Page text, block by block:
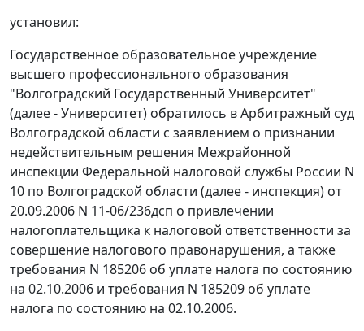
установил:
Государственное образовательное учреждение
высшего профессионального образования
"Волгоградский Государственный Университет"
(далее - Университет) обратилось в Арбитражный суд
Волгоградской области с заявлением о признании
недействительным решения Межрайонной
инспекции Федеральной налоговой службы России N
10 по Волгоградской области (далее - инспекция) от
20.09.2006 N 11-06/236дсп о привлечении
налогоплательщика к налоговой ответственности за
совершение налогового правонарушения, а также
требования N 185206 об уплате налога по состоянию
на 02.10.2006 и требования N 185209 об уплате
налога по состоянию на 02.10.2006.